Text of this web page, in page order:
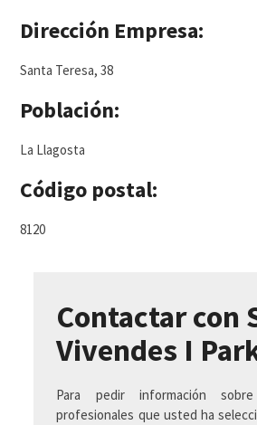
Dirección Empresa:
Santa Teresa, 38
Población:
La Llagosta
Código postal:
8120
Contactar con
Vivendes I
Para pedir información
profesionales que usted ha